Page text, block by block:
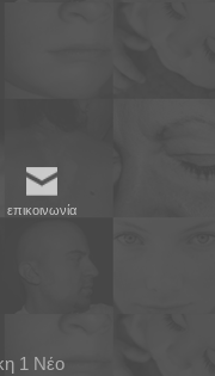
επικοινωνία
1 Νέο